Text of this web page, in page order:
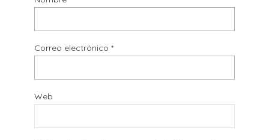
Correo electrónico *
Web